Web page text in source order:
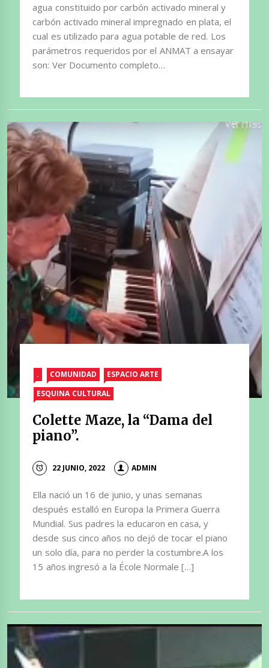
agua constituido por carbón activado mineral y
carbón activado mineral impregnado en plata, el
cual es utilizado para agua potable de red. Los
parámetros requeridos por el ANMAT a ensayar
son: Ver Documento completo…
. COMUNIDAD
ESPACIO ARTE
ESQUINA CULTURAL
Colette Maze, la “Dama del
piano”.
22 JUNIO, 2022 ADMIN
Ella nació un 16 de junio, y unas semanas
después estalló en Europa la Primera Guerra
Mundial. Sus padres la educaron en casa, y
desde sus cinco años no dejó de tocar el piano
un solo día, para no perder la costumbre.A los
15 años ingresó a la École Normale […]